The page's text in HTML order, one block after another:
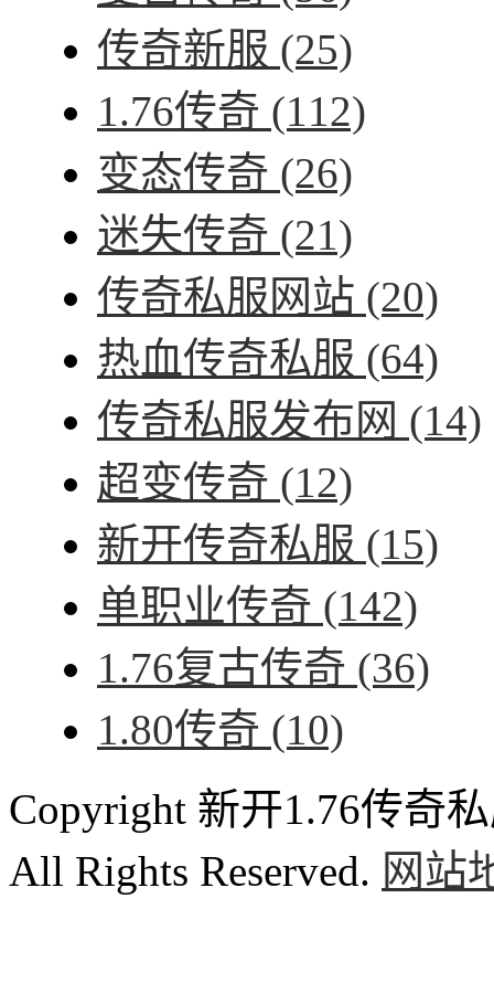
传奇新服 (25)
1.76传奇 (112)
变态传奇 (26)
迷失传奇 (21)
传奇私服网站 (20)
热血传奇私服 (64)
传奇私服发布网 (14)
超变传奇 (12)
新开传奇私服 (15)
单职业传奇 (142)
1.76复古传奇 (36)
1.80传奇 (10)
Copyright 新开1.76传奇
All Rights Reserved. 网站